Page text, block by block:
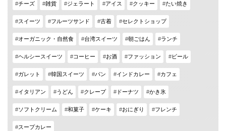
チーズ 雑貨 ジェラート アイス クッキー たい焼き
スイーツ フルーツサンド 古着 セレクトショップ
オーガニック・自然食 台湾スイーツ 朝ごはん ランチ
ヘルシースイーツ コーヒー お酒 ファッション ビール
ガレット 韓国スイーツ パン インドカレー カフェ
イタリアン うどん クレープ ドーナツ かき氷
ソフトクリーム 和菓子 ケーキ おにぎり フレンチ
スープカレー